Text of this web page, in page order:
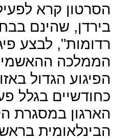
הסרטון קרא
בירדן, שהינם
רדומות", לבצע
הממלכה
הפיגוע הגדול
כחודשיים בגלל
הארגון במסגרת
הבינלאומית